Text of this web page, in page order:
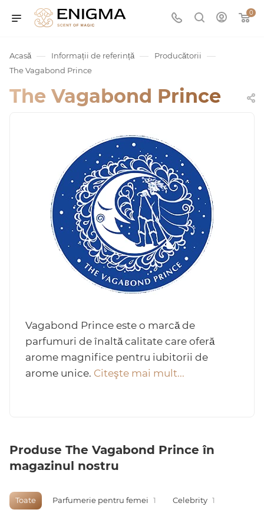
0
Acasă — Informații de referință — Producătorii —
The Vagabond Prince
The Vagabond Prince
Vagabond Prince este o marcă de
parfumuri de înaltă calitate care oferă
arome magnifice pentru iubitorii de
arome unice. Citeşte mai mult...
Produse The Vagabond Prince în
magazinul nostru
Toate Parfumerie pentru femei 1 Celebrity 1